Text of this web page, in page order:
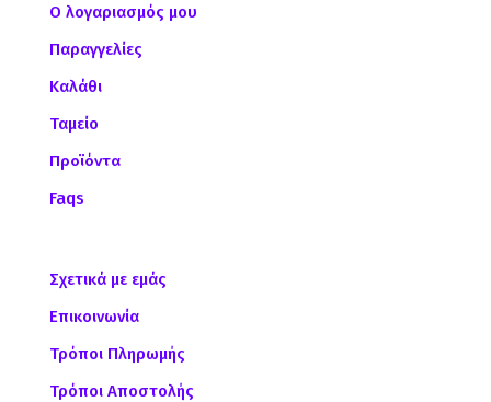
Ο λογαριασμός μου
Παραγγελίες
Καλάθι
Ταμείο
Προϊόντα
Faqs
Σχετικά με εμάς
Επικοινωνία
Τρόποι Πληρωμής
Τρόποι Αποστολής